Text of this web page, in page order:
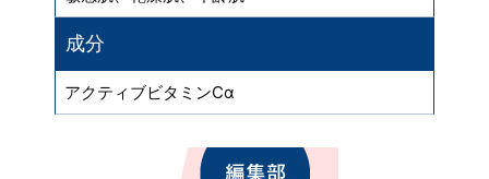
成分
アクティブビタミンCα